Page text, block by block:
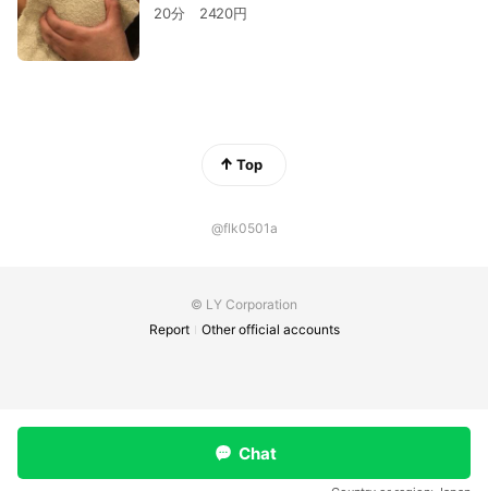
20分 2420円
Top
@flk0501a
© LY Corporation
Report
Other official accounts
Chat